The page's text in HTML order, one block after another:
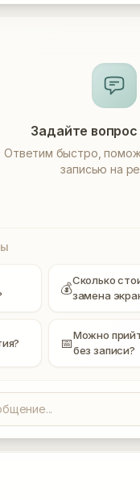
Задайте
Ответим быстро,
записью на
💰Сколько
замена
📅Можно
без записи?